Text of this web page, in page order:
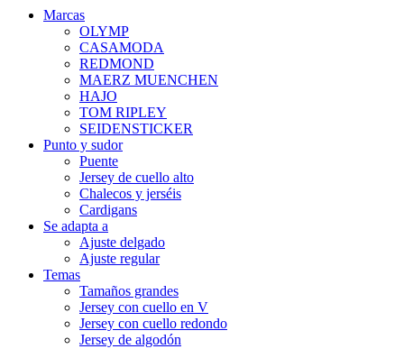
Marcas
OLYMP
CASAMODA
REDMOND
MAERZ MUENCHEN
HAJO
TOM RIPLEY
SEIDENSTICKER
Punto y sudor
Puente
Jersey de cuello alto
Chalecos y jerséis
Cardigans
Se adapta a
Ajuste delgado
Ajuste regular
Temas
Tamaños grandes
Jersey con cuello en V
Jersey con cuello redondo
Jersey de algodón